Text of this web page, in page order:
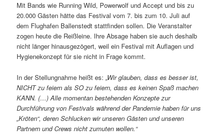
Mit Bands wie Running Wild, Powerwolf und Accept und bis zu
20.000 Gästen hätte das Festival vom 7. bis zum 10. Juli auf
dem Flughafen Ballenstedt stattfinden sollen. Die Veranstalter
zogen heute die Reißleine. Ihre Absage haben sie auch deshalb
nicht länger hinausgezögert, weil ein Festival mit Auflagen und
Hygienekonzept für sie nicht in Frage kommt.
In der Stellungnahme heißt es:„Wir glauben, dass es besser ist,
NICHT zu feiern als SO zu feiern, dass es keinen Spaß machen
KANN. (…) Alle momentan bestehenden Konzepte zur
Durchführung von Festivals während der Pandemie haben für uns
„Kröten“, deren Schlucken wir unseren Gästen und unseren
Partnern und Crews nicht zumuten wollen.“